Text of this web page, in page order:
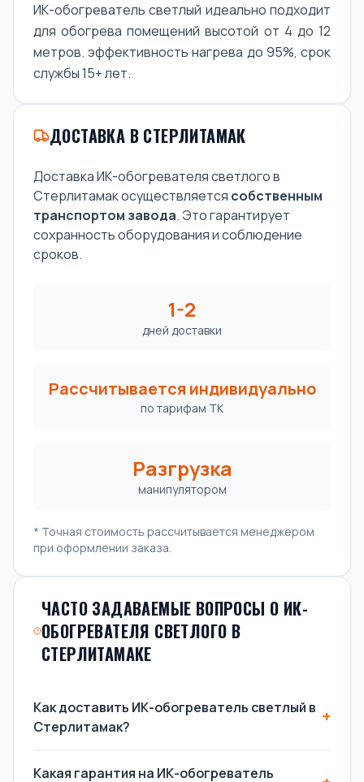
ИК-обогреватель светлый идеально подходит
для обогрева помещений высотой от 4 до 12
метров. эффективность нагрева до 95%, срок
службы 15+ лет.
ДОСТАВКА В СТЕРЛИТАМАК
Доставка ИК-обогревателя светлого в
Стерлитамак осуществляется собственным
транспортом завода. Это гарантирует
сохранность оборудования и соблюдение
сроков.
1-2
дней доставки
Рассчитывается индивидуально
по тарифам ТК
Разгрузка
манипулятором
* Точная стоимость рассчитывается менеджером
при оформлении заказа.
ЧАСТО ЗАДАВАЕМЫЕ ВОПРОСЫ О ИК-
ОБОГРЕВАТЕЛЯ СВЕТЛОГО В
СТЕРЛИТАМАКЕ
Как доставить ИК-обогреватель светлый в
Стерлитамак?
Какая гарантия на ИК-обогреватель